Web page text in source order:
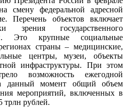
смену федеральной адресной
Перечень объектов включает
зрения государственного
Это крупные социальные
страны – медицинские,
центры, музеи, объекты
инфраструктуры. При этом
возможность ежегодной
данный момент общий объем
мероприятий, включенных в
трлн рублей.